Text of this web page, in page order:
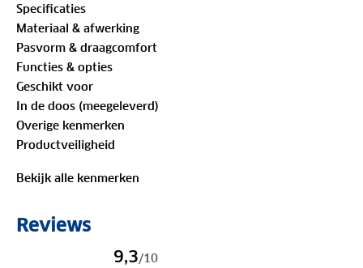
zodat je moeiteloos over ongelijke en gladde
ondergronden beweegt. Het uitneembare voetbed
van zacht schuim zorgt voor extra ondersteuning en
demping, wat ze perfect maakt voor lange dagen in
beweging.
De Morke Women is ideaal voor dames die
betrouwbare wandelschoenen zoeken die comfort
en prestaties combineren. Of je nu een ontspannen
om comfortabel en vol vertrouwen op pad te gaan.
Kies voor de Morke Women en geniet van elk
Specificaties
Materiaal & afwerking
Pasvorm & draagcomfort
Functies & opties
Geschikt voor
In de doos (meegeleverd)
Overige kenmerken
Productveiligheid
Bekijk alle kenmerken
Reviews
9,3/10